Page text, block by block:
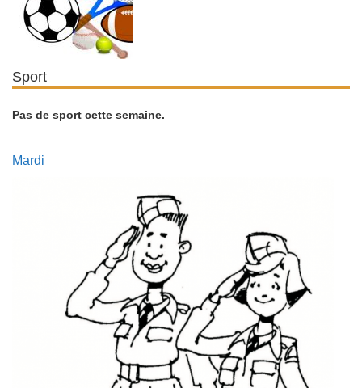
Sport
Pas de sport cette semaine.
Mardi